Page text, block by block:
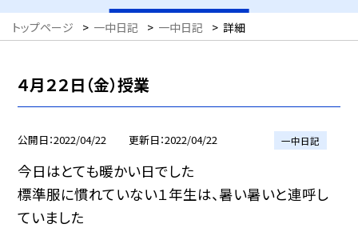
トップページ > 一中日記 > 一中日記 > 詳細
４月２２日（金）授業
公開日 2022/04/22 更新日 2022/04/22 一中日記
今日はとても暖かい日でした
標準服に慣れていない１年生は、暑い暑いと連呼し
ていました